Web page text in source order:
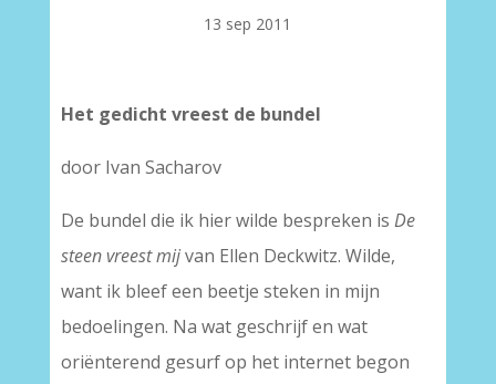
13 sep 2011
Het gedicht vreest de bundel
door Ivan Sacharov
De bundel die ik hier wilde bespreken is De
steen vreest mijvan Ellen Deckwitz. Wilde,
want ik bleef een beetje steken in mijn
bedoelingen. Na wat geschrijf en wat
oriënterend gesurf op het internet begon